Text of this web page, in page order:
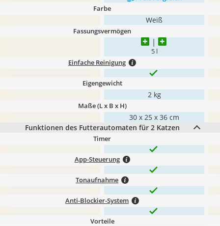
Farbe
Weiß
Fassungsvermögen
5 l
Einfache Reinigung
Eigengewicht
2 kg
Maße (L x B x H)
30 x 25 x 36 cm
Funktionen des Futterautomaten für 2 Katzen
Timer
App-Steuerung
Tonaufnahme
Anti-Blockier-System
Vorteile